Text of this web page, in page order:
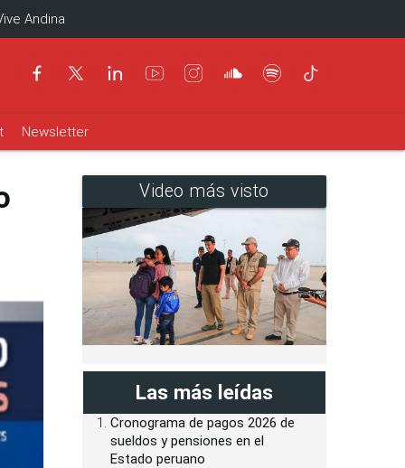
Andina
Newsletter
Video más visto
Las más leídas
Cronograma de pagos 2026 de
sueldos y pensiones en el
Estado peruano